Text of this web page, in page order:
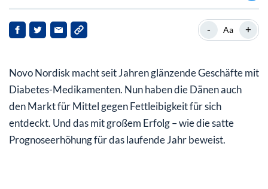
Weltmarktführer für Diabetes-Medikamente
Nach erstklassigem 1. Quartal wird die Jahresprognose
deutlich angehoben
Aktie ist zu Recht ambitioniert bewertet
- Aa +
Novo Nordisk macht seit Jahren glänzende Geschäfte mit
Diabetes-Medikamenten. Nun haben die Dänen auch
den Markt für Mittel gegen Fettleibigkeit für sich
entdeckt. Und das mit großem Erfolg – wie die satte
Prognoseerhöhung für das laufende Jahr beweist.